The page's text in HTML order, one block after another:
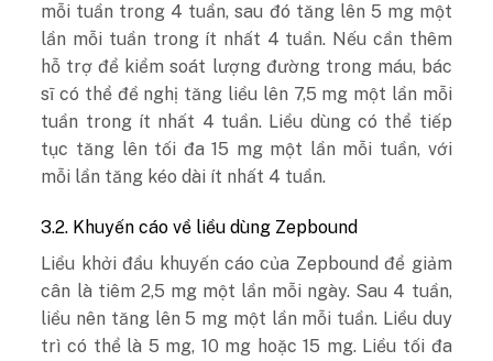
mỗi tuần trong 4 tuần, sau đó tăng lên 5 mg một
lần mỗi tuần trong ít nhất 4 tuần. Nếu cần thêm
hỗ trợ để kiểm soát lượng đường trong máu, bác
sĩ có thể đề nghị tăng liều lên 7,5 mg một lần mỗi
tuần trong ít nhất 4 tuần. Liều dùng có thể tiếp
tục tăng lên tối đa 15 mg một lần mỗi tuần, với
mỗi lần tăng kéo dài ít nhất 4 tuần.
3.2. Khuyến cáo về liều dùng Zepbound
Liều khởi đầu khuyến cáo của Zepbound để giảm
cân là tiêm 2,5 mg một lần mỗi ngày. Sau 4 tuần,
liều nên tăng lên 5 mg một lần mỗi tuần. Liều duy
trì có thể là 5 mg, 10 mg hoặc 15 mg. Liều tối đa